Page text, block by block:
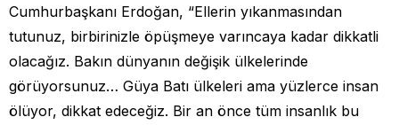
Cumhurbaşkanı Erdoğan, “Ellerin yıkanmasından
tutunuz, birbirinizle öpüşmeye varıncaya kadar dikkatli
olacağız. Bakın dünyanın değişik ülkelerinde
görüyorsunuz… Güya Batı ülkeleri ama yüzlerce insan
ölüyor, dikkat edeceğiz. Bir an önce tüm insanlık bu